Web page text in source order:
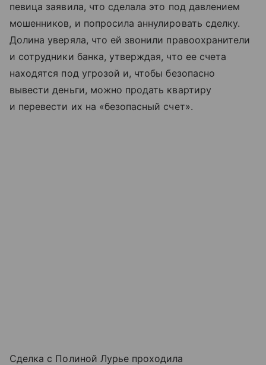
певица заявила, что сделала это под давлением
мошенников, и попросила аннулировать сделку.
Долина уверяла, что ей звонили правоохранители
и сотрудники банка, утверждая, что ее счета
находятся под угрозой и, чтобы безопасно
вывести деньги, можно продать квартиру
и перевести их на «безопасный счет».
Сделка с Полиной Лурье проходила